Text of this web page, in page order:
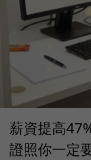
薪資提高
證照你一定